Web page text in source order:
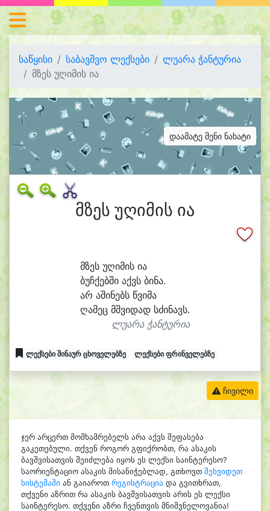
საწყისი საბავშვო ლექსები
ლუარა ჭანტურია
მზეს უღიმის ია
დაამატე შენი ნახატი
მზეს უღიმის ია
მზეს უღიმის ია
ბუჩქებში აქვს ბინა.
არ აშინებს წვიმა
ღამეც მშვიდად სძინავს.
ლუარა ჭანტურია
ლექსები შინაურ ცხოველებზე ლექსები ფრინველებზე
ჩივილი
ჯერ არცერთ მომხამრებელს არა აქვს შეფასება
გაკეთებული. თქვენ როგორ გფიქრობთ, რა ასაკის
ბავშვისათვის შეიძლება იყოს ეს ლექსი საინტერესო?
საორიენტაციო ასაკის მისანიჭებლად, გთხოვთ შეხვიდეთ
სისტემაში ან გაიაროთ რეგისტრაცია და გვითხრათ,
თქვენი აზრით რა ასაკის ბავშვისათვის არის ეს ლექსი
საინტერესო. თქვენი აზრი ჩვენთვის მნიშვნელოვანია!